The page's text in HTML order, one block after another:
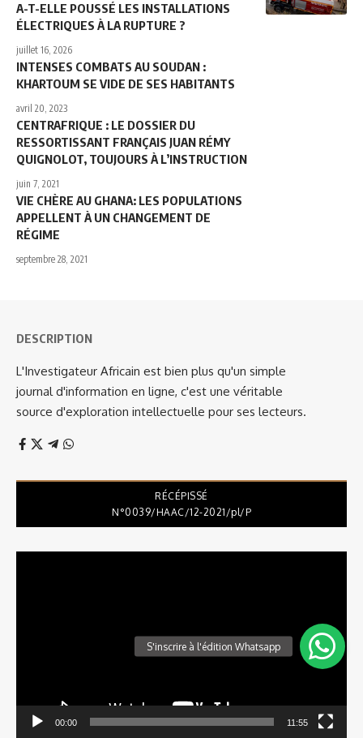
A-T-ELLE POUSSÉ LES INSTALLATIONS
ÉLECTRIQUES À LA RUPTURE ?
juillet 16, 2026
INTENSES COMBATS AU SOUDAN :
KHARTOUM SE VIDE DE SES HABITANTS
avril 20, 2023
CENTRAFRIQUE : LE DOSSIER DU
RESSORTISSANT FRANÇAIS JUAN RÉMY
QUIGNOLOT, TOUJOURS À L’INSTRUCTION
juin 7, 2021
VIE CHÈRE AU GHANA: LES POPULATIONS
APPELLENT À UN CHANGEMENT DE
RÉGIME
septembre 28, 2021
DESCRIPTION
L'Investigateur Africain est bien plus qu'un simple
journal d'information en ligne, c'est une véritable
source d'exploration intellectuelle pour ses lecteurs.
RÉCÉPISSÉ
N°0039/HAAC/12-2021/pl/P
00:00 11:55